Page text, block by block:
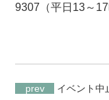
9307（平日13～17
prev
イベント中